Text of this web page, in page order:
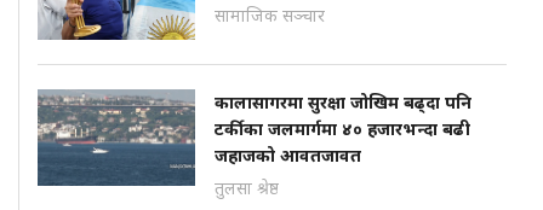
सामाजिक सञ्चार
कालासागरमा सुरक्षा जोखिम बढ्दा पनि
टर्कीका जलमार्गमा ४० हजारभन्दा बढी
जहाजको आवतजावत
तुलसा श्रेष्ठ